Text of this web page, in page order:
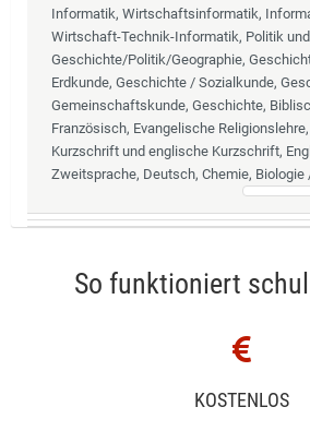
Informatik, Wirtschaftsinformatik,
Wirtschaft-Technik-Informatik, Politik
Geschichte/Politik/Geographie,
Erdkunde, Geschichte / Sozialkunde,
Gemeinschaftskunde, Geschichte,
Französisch, Evangelische
Kurzschrift und englische Kurzschrift,
Zweitsprache, Deutsch, Chemie, Biologie
So funktioniert
KOSTENLOS